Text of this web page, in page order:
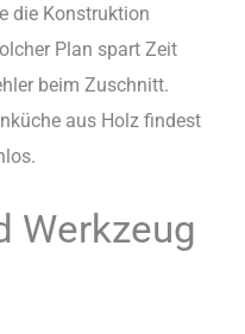
die Konstruktion
Plan spart Zeit
beim Zuschnitt.
aus Holz findest
Werkzeug